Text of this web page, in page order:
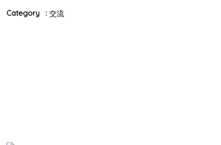
Category 交流